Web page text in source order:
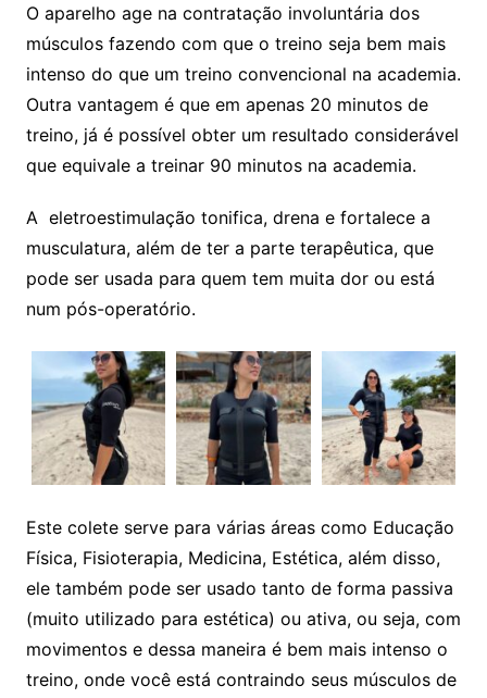
O aparelho age na contratação involuntária dos
músculos fazendo com que o treino seja bem mais
intenso do que um treino convencional na academia.
Outra vantagem é que em apenas 20 minutos de
treino, já é possível obter um resultado considerável
que equivale a treinar 90 minutos na academia.
A eletroestimulação tonifica, drena e fortalece a
musculatura, além de ter a parte terapêutica, que
pode ser usada para quem tem muita dor ou está
num pós-operatório.
Este colete serve para várias áreas como Educação
Física, Fisioterapia, Medicina, Estética, além disso,
ele também pode ser usado tanto de forma passiva
(muito utilizado para estética) ou ativa, ou seja, com
movimentos e dessa maneira é bem mais intenso o
treino, onde você está contraindo seus músculos de